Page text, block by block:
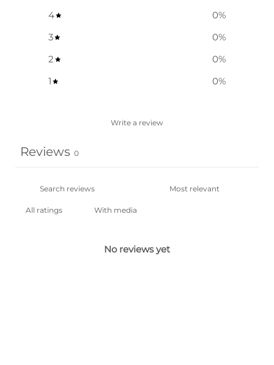
4
0%
3
0%
2
0%
1
0%
Write a review
Reviews 0
With media
No reviews yet